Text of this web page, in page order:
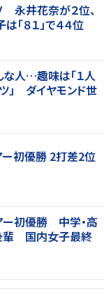
永井花奈が２位、
８１」で４４位
な人…趣味は「１人
」 ダイヤモンド世
ー初優勝 2打差2位
ー初優勝 中学・高
輩 国内女子最終